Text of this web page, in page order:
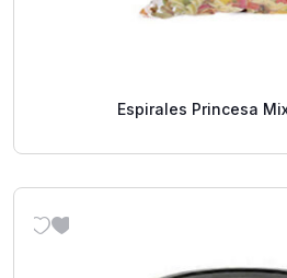
Espirales Princesa